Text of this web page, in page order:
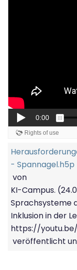
- Spannagel.h5p
von
KI-Campus.
Sprachsysteme
Inklusion in der
https://youtu.be/
veröffentlicht